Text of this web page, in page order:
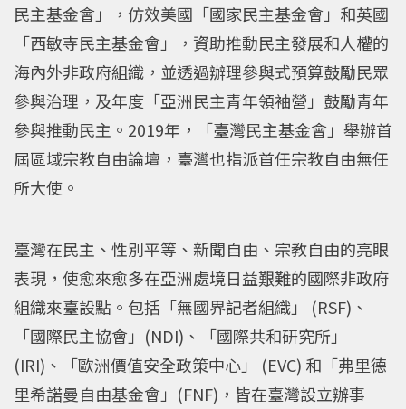
民主基金會」，仿效美國「國家民主基金會」和英國
「西敏寺民主基金會」，資助推動民主發展和人權的
海內外非政府組織，並透過辦理參與式預算鼓勵民眾
參與治理，及年度「亞洲民主青年領袖營」鼓勵青年
參與推動民主。2019年，「臺灣民主基金會」舉辦首
屆區域宗教自由論壇，臺灣也指派首任宗教自由無任
所大使。
臺灣在民主、性別平等、新聞自由、宗教自由的亮眼
表現，使愈來愈多在亞洲處境日益艱難的國際非政府
組織來臺設點。包括「無國界記者組織」 (RSF)、
「國際民主協會」(NDI)、「國際共和研究所」
(IRI)、「歐洲價值安全政策中心」 (EVC) 和「弗里德
里希諾曼自由基金會」(FNF)，皆在臺灣設立辦事